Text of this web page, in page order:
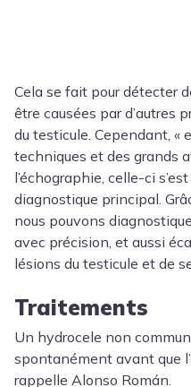
Cela se fait pour détecter
être causées par d’autres
du testicule. Cependant, «
techniques et des grands
l’échographie, celle-ci
diagnostique principal.
nous pouvons
avec précision, et aussi
lésions du testicule et de
Traitements
Un hydrocele non
spontanément avant que
rappelle Alonso Román.